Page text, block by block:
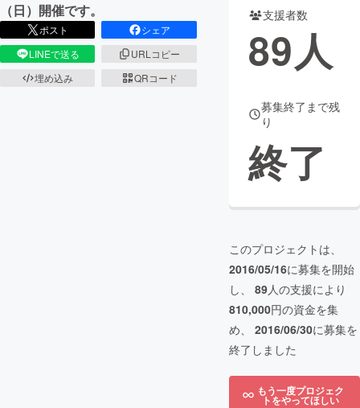
（日）開催です。
ポスト
シェア
LINEで送る
URLコピー
埋め込み
QRコード
支援者数
89人
募集終了まで残
り
終了
このプロジェクトは、
2016/05/16に募集を開始
し、 89人の支援により
810,000円の資金を集
め、 2016/06/30に募集を
終了しました
もう一度プロジェク
トをやってほしい